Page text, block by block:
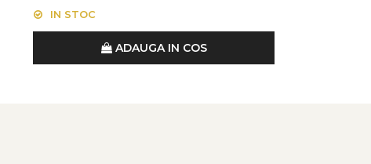
IN STOC
ADAUGA IN COS